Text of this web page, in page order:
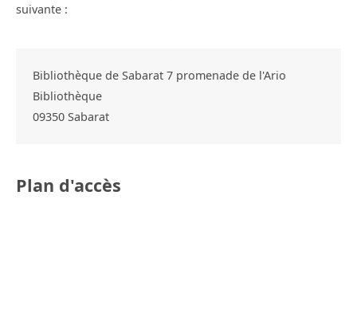
suivante :
Bibliothèque de Sabarat 7 promenade de l'Ario
Bibliothèque
09350 Sabarat
Plan d'accès